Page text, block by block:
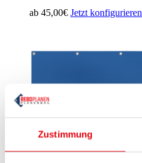
Zustimmung
ab 45,00€ Jetzt konfigurieren